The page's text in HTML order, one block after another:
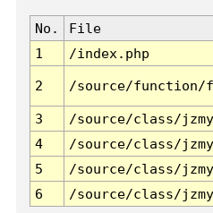
No. File
1
/index.php
2 /source/function/
3 /source/class/
4
/source/class/
5
/source/class/
6
/source/class/